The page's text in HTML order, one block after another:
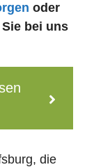
oder
bei uns
die